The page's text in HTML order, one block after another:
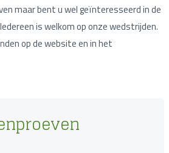
maar bent u wel geïnteresseerd in de
is welkom op onze wedstrijden.
op de website en in het